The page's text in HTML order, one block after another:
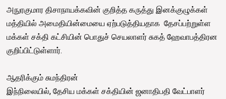
அநுரகுமார திசாநாயக்கவின் குறித்த கருத்து இனக்குழுக்கள்
மத்தியில் அமைதியின்மையை ஏற்படுத்தியதாக தேசப்பற்றுள்ள
மக்கள் சக்தி கட்சியின் பொதுச் செயலாளர் சுகத் ஹேவாபத்திரன
குறிப்பிட்டுள்ளார்.
ஆதரிக்கும் சுமந்திரன்
இந்நிலையில், தேசிய மக்கள் சக்தியின் ஜனாதிபதி வேட்பாளர்